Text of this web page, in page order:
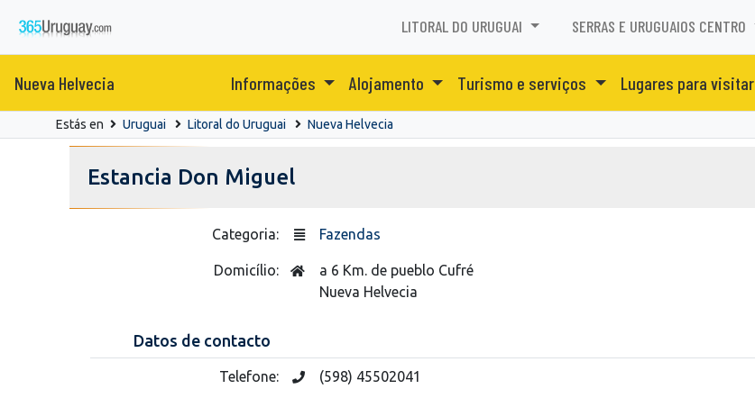
LITORAL DO URUGUAI SERRAS E URUGUAIOS CENTRO
Nueva Helvecia Informações Alojamento Turismo e serviços Lugares para visitar
Estás en Uruguai Litoral do Uruguai Nueva Helvecia
Estancia Don Miguel
Categoria: Fazendas
Domicílio:
a 6 Km. de pueblo Cufré
Nueva Helvecia
Datos de contacto
Telefone: (598) 45502041